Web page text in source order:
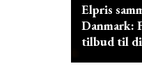
Elpris
Danmark:
tilbud til